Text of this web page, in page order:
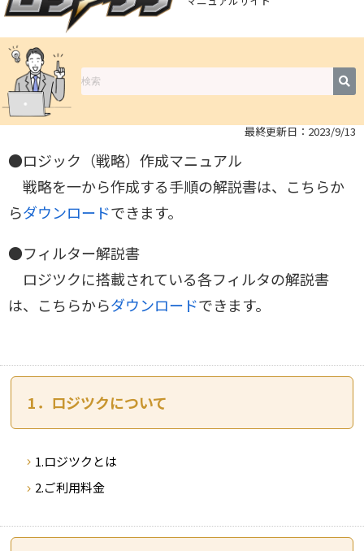
最終更新日：2023/9/13
●ロジック（戦略） 作成マニュアル
戦略を一から作成する手順の解説書は、こちらか
らダウンロードできます。
●フィルター解説書
ロジツクに搭載されている各フィルタの解説書
は、こちらからダウンロードできます。
1．ロジツクについて
1.ロジツクとは
2.ご利用料金